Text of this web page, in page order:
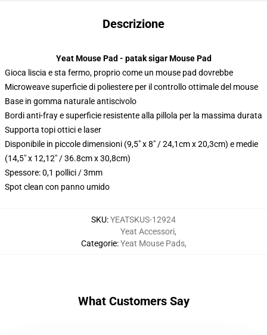
Descrizione
Yeat Mouse Pad - patak sigar Mouse Pad
Gioca liscia e sta fermo, proprio come un mouse pad dovrebbe
Microweave superficie di poliestere per il controllo ottimale del mouse
Base in gomma naturale antiscivolo
Bordi anti-fray e superficie resistente alla pillola per la massima durata
Supporta topi ottici e laser
Disponibile in piccole dimensioni (9,5" x 8" / 24,1cm x 20,3cm) e medie
(14,5" x 12,12" / 36.8cm x 30,8cm)
Spessore: 0,1 pollici / 3mm
Spot clean con panno umido
SKU:YEATSKUS-12924
Categorie:
Yeat Accessori,
Yeat Mouse Pads,
What Customers Say